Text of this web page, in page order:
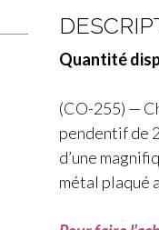
Quantité
(CO-255) —
pendentif de
d’une
métal plaqué